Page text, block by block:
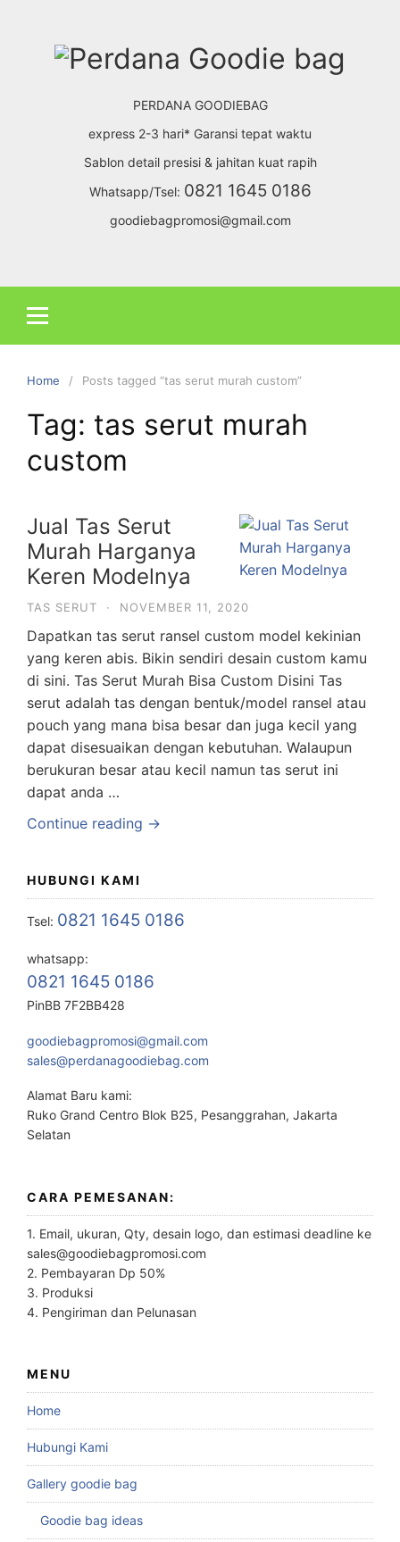
PERDANA GOODIEBAG
express 2-3 hari* Garansi tepat waktu
Sablon detail presisi & jahitan kuat rapih
Whatsapp/Tsel: 0821 1645 0186
goodiebagpromosi@gmail.com
Home Posts tagged “tas serut murah custom”
Tag: tas serut murah
custom
Jual Tas Serut
Murah Harganya
Keren Modelnya
TAS SERUT · NOVEMBER 11, 2020
Dapatkan tas serut ransel custom model kekinian
yang keren abis. Bikin sendiri desain custom kamu
di sini. Tas Serut Murah Bisa Custom Disini Tas
serut adalah tas dengan bentuk/model ransel atau
pouch yang mana bisa besar dan juga kecil yang
dapat disesuaikan dengan kebutuhan. Walaupun
berukuran besar atau kecil namun tas serut ini
dapat anda …
Continue reading →
HUBUNGI KAMI
Tsel: 0821 1645 0186
whatsapp:
0821 1645 0186
PinBB 7F2BB428
goodiebagpromosi@gmail.com
sales@perdanagoodiebag.com
Alamat Baru kami:
Ruko Grand Centro Blok B25, Pesanggrahan, Jakarta
Selatan
CARA PEMESANAN:
1. Email, ukuran, Qty, desain logo, dan estimasi deadline ke
sales@goodiebagpromosi.com
2. Pembayaran Dp 50%
3. Produksi
4. Pengiriman dan Pelunasan
MENU
Home
Hubungi Kami
Gallery goodie bag
Goodie bag ideas